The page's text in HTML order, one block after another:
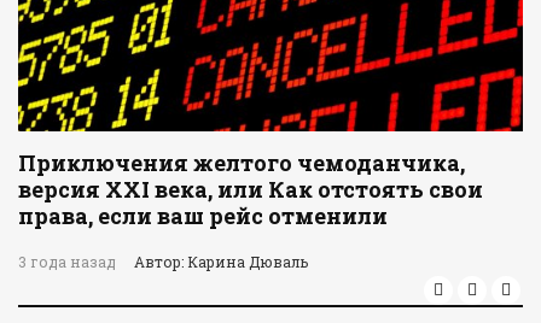
Приключения желтого чемоданчика,
версия XXI века, или Как отстоять свои
права, если ваш рейс отменили
3 года назад Автор: Карина Дюваль